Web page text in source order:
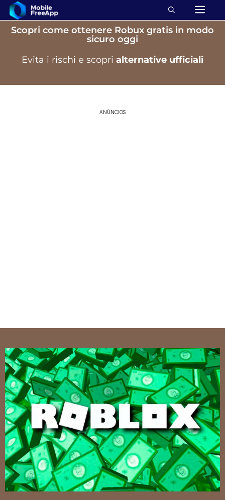
Scopri come ottenere Robux gratis in modo
sicuro oggi
Evita i rischi e scopri alternative ufficiali
ANÚNCIOS